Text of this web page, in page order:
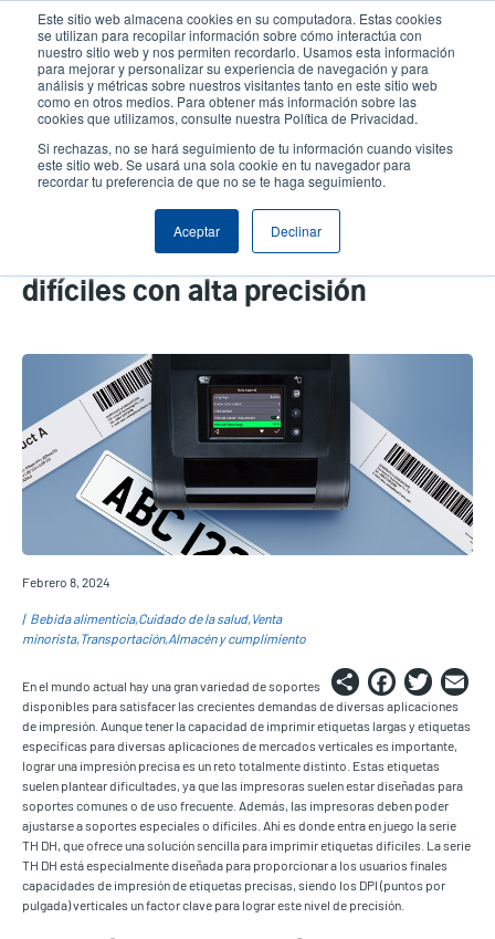
Este sitio web almacena cookies en su computadora. Estas cookies
se utilizan para recopilar información sobre cómo interactúa con
nuestro sitio web y nos permiten recordarlo. Usamos esta información
para mejorar y personalizar su experiencia de navegación y para
análisis y métricas sobre nuestros visitantes tanto en este sitio web
como en otros medios. Para obtener más información sobre las
cookies que utilizamos, consulte nuestra Política de Privacidad.
Si rechazas, no se hará seguimiento de tu información cuando visites
este sitio web. Se usará una sola cookie en tu navegador para
recordar tu preferencia de que no se te haga seguimiento.
Aceptar Declinar
contenido
principal
User
account
menu
User
Header
Selector de productos Soporte Técnico
Utilice la Serie TH DH para
imprimir fácilmente etiquetas
difíciles con alta precisión
Febrero 8, 2024
Bebida alimenticia Cuidado de la salud Venta
minorista Transportación Almacén y cumplimiento
Share
En el mundo actual hay una gran variedad de soportes
disponibles para satisfacer las crecientes demandas de diversas aplicaciones
de impresión. Aunque tener la capacidad de imprimir etiquetas largas y etiquetas
específicas para diversas aplicaciones de mercados verticales es importante,
lograr una impresión precisa es un reto totalmente distinto. Estas etiquetas
suelen plantear dificultades, ya que las impresoras suelen estar diseñadas para
soportes comunes o de uso frecuente. Además, las impresoras deben poder
ajustarse a soportes especiales o difíciles. Ahí es donde entra en juego la serie
TH DH, que ofrece una solución sencilla para imprimir etiquetas difíciles. La serie
TH DH está especialmente diseñada para proporcionar a los usuarios finales
capacidades de impresión de etiquetas precisas, siendo los DPI (puntos por
pulgada) verticales un factor clave para lograr este nivel de precisión.